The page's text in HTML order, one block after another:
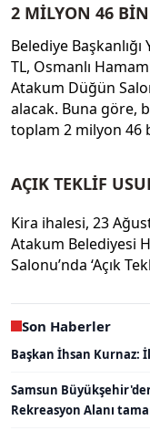
2 MİLYON 46
Belediye Başkanlığı
TL, Osmanlı
Atakum Düğün
alacak. Buna göre,
toplam 2 milyon 46
AÇIK TEKLİF
Kira ihalesi, 23
Atakum Belediyesi
Salonu’nda ‘Açık
Son Haberler
Başkan İhsan Kurnaz:
Samsun
Rekreasyon Alanı